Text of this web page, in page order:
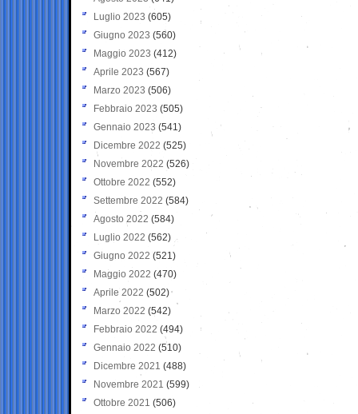
Luglio 2023 (605)
Giugno 2023 (560)
Maggio 2023 (412)
Aprile 2023 (567)
Marzo 2023 (506)
Febbraio 2023 (505)
Gennaio 2023 (541)
Dicembre 2022 (525)
Novembre 2022 (526)
Ottobre 2022 (552)
Settembre 2022 (584)
Agosto 2022 (584)
Luglio 2022 (562)
Giugno 2022 (521)
Maggio 2022 (470)
Aprile 2022 (502)
Marzo 2022 (542)
Febbraio 2022 (494)
Gennaio 2022 (510)
Dicembre 2021 (488)
Novembre 2021 (599)
Ottobre 2021 (506)